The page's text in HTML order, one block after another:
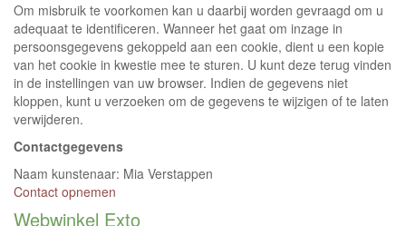
Om misbruik te voorkomen kan u daarbij worden gevraagd om u
adequaat te identificeren. Wanneer het gaat om inzage in
persoonsgegevens gekoppeld aan een cookie, dient u een kopie
van het cookie in kwestie mee te sturen. U kunt deze terug vinden
in de instellingen van uw browser. Indien de gegevens niet
kloppen, kunt u verzoeken om de gegevens te wijzigen of te laten
verwijderen.
Contactgegevens
Naam kunstenaar: Mia Verstappen
Contact opnemen
Webwinkel Exto